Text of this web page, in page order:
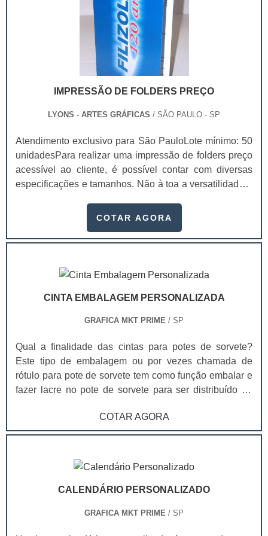
IMPRESSÃO DE FOLDERS PREÇO
LYONS - ARTES GRÁFICAS / SÃO PAULO - SP
Atendimento exclusivo para São PauloLote mínimo: 50
unidadesPara realizar uma impressão de folders preço
acessível ao cliente, é possível contar com diversas
especificações e tamanhos. Não à toa a versatilidade é
proporcionadas com o folder Mais informações em um
Diversos tamanhos; Mais detalhes do que os outros
folder possui alguns diferenciais, principalm.
COTAR AGORA
CINTA EMBALAGEM PERSONALIZADA
GRAFICA MKT PRIME / SP
Qual a finalidade das cintas para potes de sorvete?
Este tipo de embalagem ou por vezes chamada de
rótulo para pote de sorvete tem como função embalar e
fazer lacre no pote de sorvete para ser distribuído no
capacidade criativa grande, afinal toda a extensão da
cinta pode ser aproveitada para arte e informação,
produto. Ao contrário da técnica In Mold Label, que faz
qualidade visual muito superior, são produzidas em
muito mais nítida e atraente. As cintas são feitas em
papel e por isso o seu armazenamento é mais fácil,
COTAR AGORA
CALENDÁRIO PERSONALIZADO
GRAFICA MKT PRIME / SP